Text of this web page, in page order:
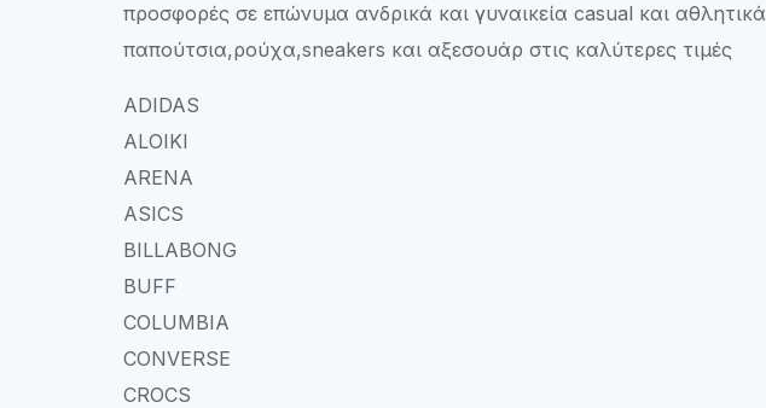
προσφορές σε επώνυμα ανδρικά και γυναικεία casual και αθλητικά
παπούτσια,ρούχα,sneakers και αξεσουάρ στις καλύτερες τιμές
ADIDAS
ALOIKI
ARENA
ASICS
BILLABONG
BUFF
COLUMBIA
CONVERSE
CROCS